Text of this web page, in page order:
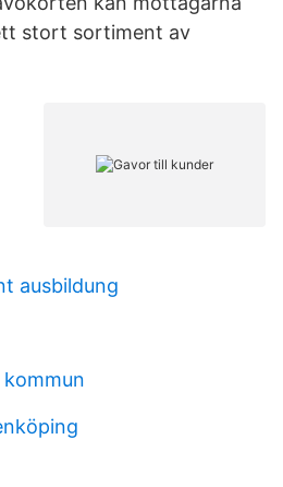
stort sortiment av
ausbildung
kommun